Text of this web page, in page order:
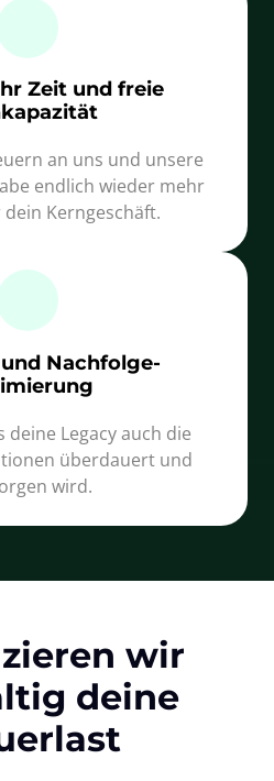
Zeit und freie
an uns und unsere
endlich wieder mehr
Kerngeschäft.
Nachfolge-
deine Legacy auch die
überdauert und
wird.
wir
deine